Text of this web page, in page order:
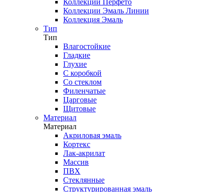
Коллекции Перфето
Коллекции Эмаль Линии
Коллекция Эмаль
Тип
Тип
Влагостойкие
Гладкие
Глухие
С коробкой
Со стеклом
Филенчатые
Царговые
Щитовые
Материал
Материал
Акриловая эмаль
Кортекс
Лак-акрилат
Массив
ПВХ
Стеклянные
Структурированная эмаль